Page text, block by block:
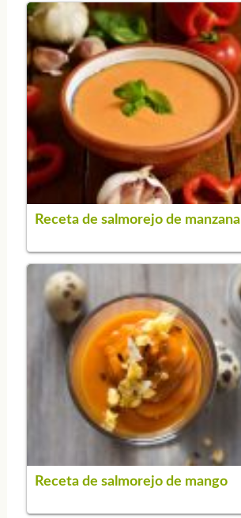
Receta de salmorejo de manzana
Receta de salmorejo de mango